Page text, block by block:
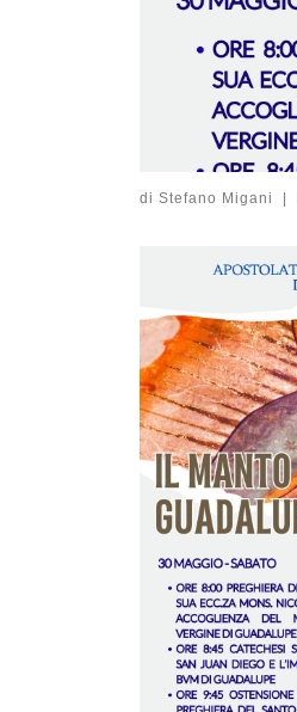
di Stefano Migani |